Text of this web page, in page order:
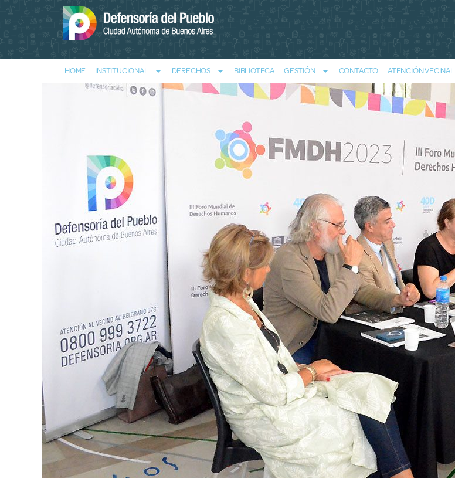
HOME INSTITUCIONAL DERECHOS BIBLIOTECA GESTIÓN CONTACTO ATENCIÓN VECINAL